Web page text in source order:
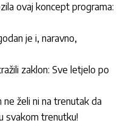
ovaj koncept programa:
je i, naravno,
zaklon: Sve letjelo po
ne želi ni na trenutak da
svakom trenutku!